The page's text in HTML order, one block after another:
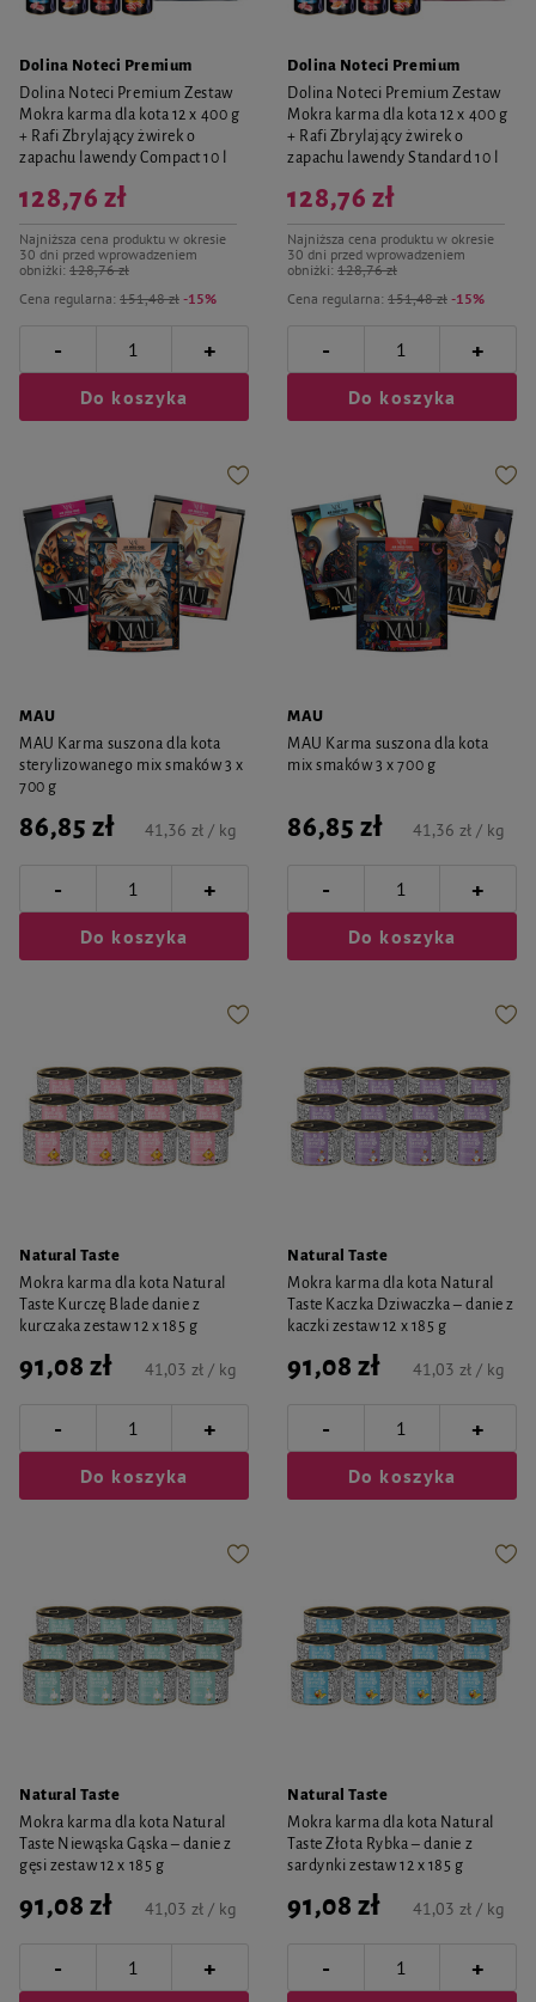
Dolina Noteci Premium
Dolina Noteci Premium Zestaw
Mokra karma dla kota 12 x 400 g
+ Rafi Zbrylający żwirek o
zapachu lawendy Compact 10 l
Cena regularna: 151,48 zł -15%
128,76 zł
Najniższa cena produktu w okresie
30 dni przed wprowadzeniem
obniżki: 128,76 zł
- +
Do koszyka
Dolina Noteci Premium
Dolina Noteci Premium Zestaw
Mokra karma dla kota 12 x 400 g
+ Rafi Zbrylający żwirek o
zapachu lawendy Standard 10 l
Cena regularna: 151,48 zł -15%
128,76 zł
Najniższa cena produktu w okresie
30 dni przed wprowadzeniem
obniżki: 128,76 zł
- +
Do koszyka
MAU
MAU Karma suszona dla kota
sterylizowanego mix smaków 3 x
700 g
86,85 zł 41,36 zł / kg
- +
Do koszyka
MAU
MAU Karma suszona dla kota
mix smaków 3 x 700 g
86,85 zł 41,36 zł / kg
- +
Do koszyka
Natural Taste
Mokra karma dla kota Natural
Taste Kurczę Blade danie z
kurczaka zestaw 12 x 185 g
91,08 zł 41,03 zł / kg
- +
Do koszyka
Natural Taste
Mokra karma dla kota Natural
Taste Kaczka Dziwaczka – danie z
kaczki zestaw 12 x 185 g
91,08 zł 41,03 zł / kg
- +
Do koszyka
Natural Taste
Mokra karma dla kota Natural
Taste Niewąska Gąska – danie z
gęsi zestaw 12 x 185 g
91,08 zł 41,03 zł / kg
- +
Natural Taste
Mokra karma dla kota Natural
Taste Złota Rybka – danie z
sardynki zestaw 12 x 185 g
91,08 zł 41,03 zł / kg
- +